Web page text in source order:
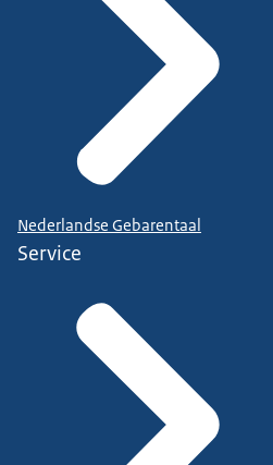
Nederlandse Gebarentaal
Service